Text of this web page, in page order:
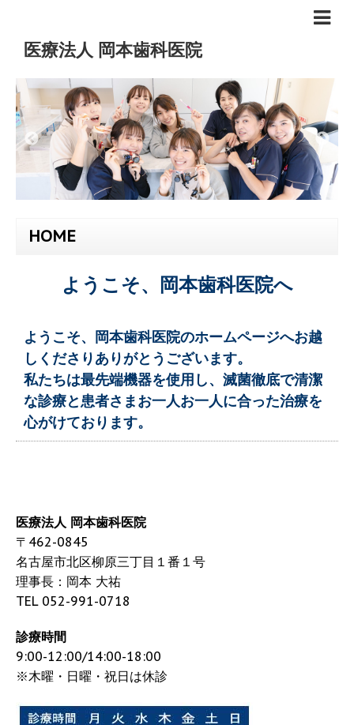
医療法人 岡本歯科医院
HOME
ようこそ、岡本歯科医院へ
ようこそ、岡本歯科医院のホームページへお越
しくださりありがとうございます。
私たちは最先端機器を使用し、滅菌徹底で清潔
な診療と患者さまお一人お一人に合った治療を
心がけております。
医療法人 岡本歯科医院
〒462-0845
名古屋市北区柳原三丁目１番１号
理事長：岡本 大祐
TEL 052-991-0718
診療時間
9:00-12:00/14:00-18:00
※木曜・日曜・祝日は休診